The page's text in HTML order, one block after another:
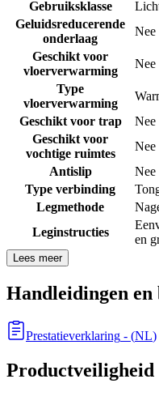
Gebruiksklasse
Geluidsreducerende
onderlaag
Nee
Geschikt voor
vloerverwarming
Nee
Type
vloerverwarming
Geschikt voor trap
Nee
Geschikt voor
vochtige ruimtes
Nee
Antislip
Nee
Type verbinding
Legmethode
Leginstructies
en
Lees meer
Handleidingen en
Prestatieverklaring - (NL)
Productveiligheid